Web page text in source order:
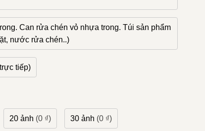
Can rửa chén vỏ nhựa trong. Túi sản phẩm
nước rửa chén..)
tiếp)
20 ảnh (0 ₫) 30 ảnh (0 ₫)